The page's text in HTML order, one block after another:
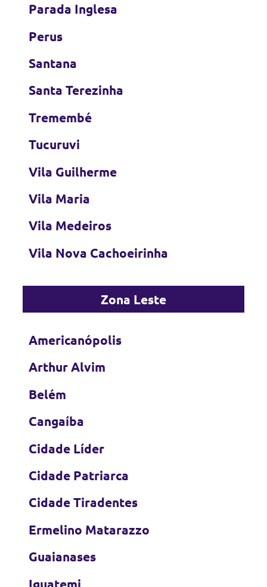
Parada Inglesa
Perus
Santana
Santa Terezinha
Tremembé
Tucuruvi
Vila Guilherme
Vila Maria
Vila Medeiros
Vila Nova Cachoeirinha
Zona Leste
Americanópolis
Arthur Alvim
Belém
Cangaíba
Cidade Líder
Cidade Patriarca
Cidade Tiradentes
Ermelino Matarazzo
Guaianases
Iguatemi